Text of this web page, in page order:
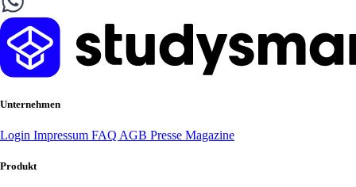
Unternehmen
Login Impressum FAQ AGB Presse Magazine
Produkt